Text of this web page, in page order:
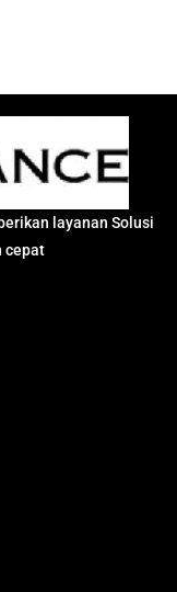
layanan Solusi
cepat